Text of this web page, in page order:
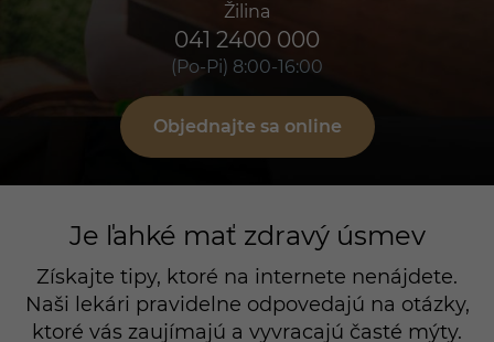
Je ľahké mať zdravý úsmev
Získajte tipy, ktoré na internete nenájdete.
Naši lekári pravidelne odpovedajú na otázky,
ktoré vás zaujímajú a vyvracajú časté mýty.
Žilina
041 2400 000
(Po-Pi) 8:00-16:00
Objednajte sa online